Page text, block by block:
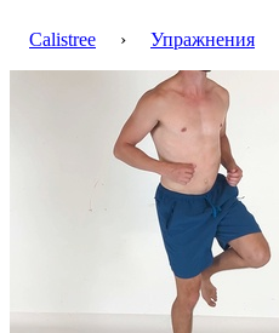
Calistree › Упражнения